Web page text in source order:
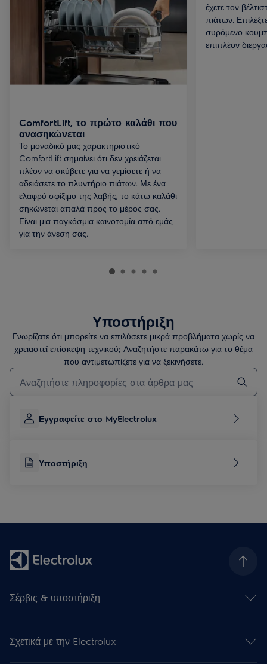
ComfortLift, το πρώτο καλάθι που
ανασηκώνεται
Το μοναδικό μας χαρακτηριστικό
ComfortLift σημαίνει ότι δεν χρειάζεται
πλέον να σκύβετε για να γεμίσετε ή να
αδειάσετε το πλυντήριο πιάτων. Με ένα
ελαφρύ σφίξιμο της λαβής, το κάτω καλάθι
σηκώνεται απαλά προς το μέρος σας.
Είναι μια παγκόσμια καινοτομία από εμάς
για την άνεση σας.
έχετε τον
πιάτων.
συρόμενο
επιπλέον
Υποστήριξη
Γνωρίζατε ότι μπορείτε να επιλύσετε μικρά προβλήματα χωρίς να
χρειαστεί επίσκεψη τεχνικού; Αναζητήστε παρακάτω για το θέμα
που αντιμετωπίζετε για να ξεκινήσετε.
Τύπος για αναζήτηση άρθρων υποστήριξης
Εγγραφείτε στο MyElectrolux
Υποστήριξη
Σέρβις & υποστήριξη
Υποστήριξη
Επισκευή της Συσκευή σας
Εγγραφή προϊόντος
Σχετικά με την Electrolux